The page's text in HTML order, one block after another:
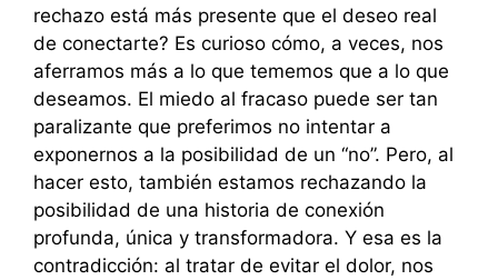
rechazo está más presente que el deseo real
de conectarte? Es curioso cómo, a veces, nos
aferramos más a lo que tememos que a lo que
deseamos. El miedo al fracaso puede ser tan
paralizante que preferimos no intentar a
exponernos a la posibilidad de un “no”. Pero, al
hacer esto, también estamos rechazando la
posibilidad de una historia de conexión
profunda, única y transformadora. Y esa es la
contradicción: al tratar de evitar el dolor, nos